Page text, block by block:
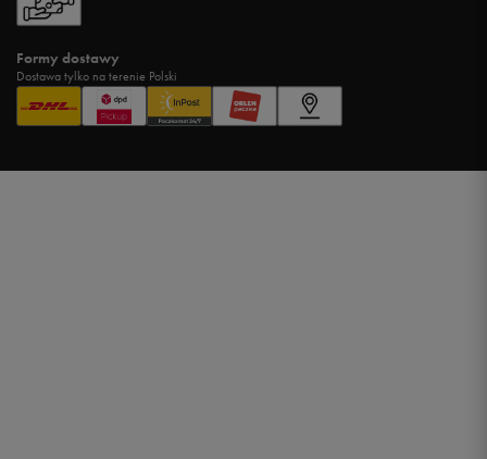
Formy dostawy
Dostawa tylko na terenie Polski